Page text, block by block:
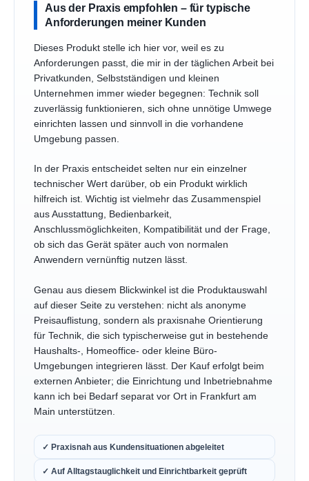
Aus der Praxis empfohlen – für typische
Anforderungen meiner Kunden
Dieses Produkt stelle ich hier vor, weil es zu
Anforderungen passt, die mir in der täglichen Arbeit bei
Privatkunden, Selbstständigen und kleinen
Unternehmen immer wieder begegnen: Technik soll
zuverlässig funktionieren, sich ohne unnötige Umwege
einrichten lassen und sinnvoll in die vorhandene
Umgebung passen.
In der Praxis entscheidet selten nur ein einzelner
technischer Wert darüber, ob ein Produkt wirklich
hilfreich ist. Wichtig ist vielmehr das Zusammenspiel
aus Ausstattung, Bedienbarkeit,
Anschlussmöglichkeiten, Kompatibilität und der Frage,
ob sich das Gerät später auch von normalen
Anwendern vernünftig nutzen lässt.
Genau aus diesem Blickwinkel ist die Produktauswahl
auf dieser Seite zu verstehen: nicht als anonyme
Preisauflistung, sondern als praxisnahe Orientierung
für Technik, die sich typischerweise gut in bestehende
Haushalts-, Homeoffice- oder kleine Büro-
Umgebungen integrieren lässt. Der Kauf erfolgt beim
externen Anbieter; die Einrichtung und Inbetriebnahme
kann ich bei Bedarf separat vor Ort in Frankfurt am
Main unterstützen.
✓ Praxisnah aus Kundensituationen abgeleitet
✓ Auf Alltagstauglichkeit und Einrichtbarkeit geprüft